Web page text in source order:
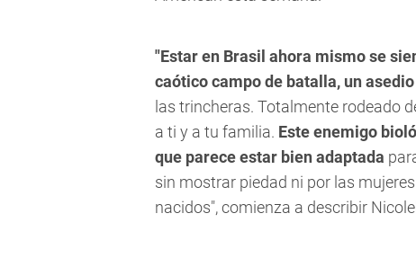
"Estar en Brasil ahora mismo se
caótico campo de batalla, un
las trincheras. Totalmente rodeado
a ti y a tu familia. Este enemigo
que parece estar bien adaptada
sin mostrar piedad ni por las
nacidos", comienza a describir